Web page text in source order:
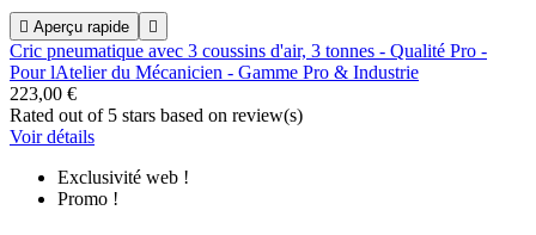
 Aperçu rapide 
Cric pneumatique avec 3 coussins d'air, 3 tonnes - Qualité Pro -
Pour lAtelier du Mécanicien - Gamme Pro & Industrie
223,00 €
Rated out of 5 stars based on review(s)
Voir détails
Exclusivité web !
Promo !